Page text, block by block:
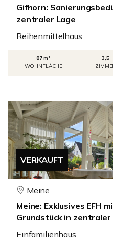
Gifhorn:
zentraler Lage
Reihenmittelhaus
87 m²
WOHNFLÄCHE
3,5
VERKAUFT
Meine
Meine: Exklusives EFH
Grundstück in zentraler
Einfamilienhaus